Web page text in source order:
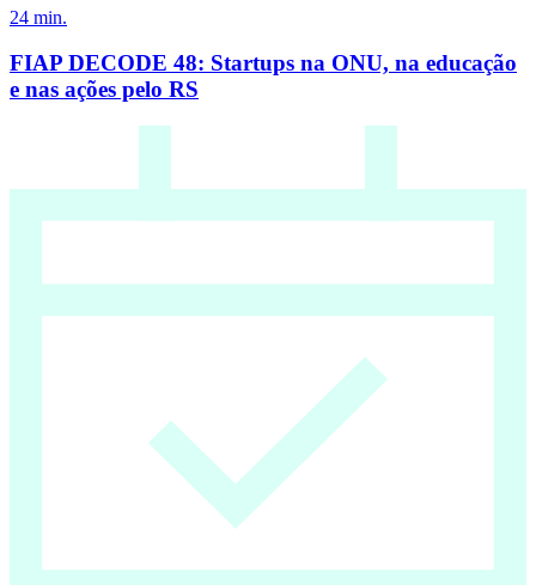
24 min.
FIAP DECODE 48: Startups na ONU, na educação
e nas ações pelo RS